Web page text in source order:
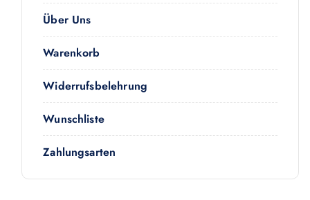
Über Uns
Warenkorb
Widerrufsbelehrung
Wunschliste
Zahlungsarten